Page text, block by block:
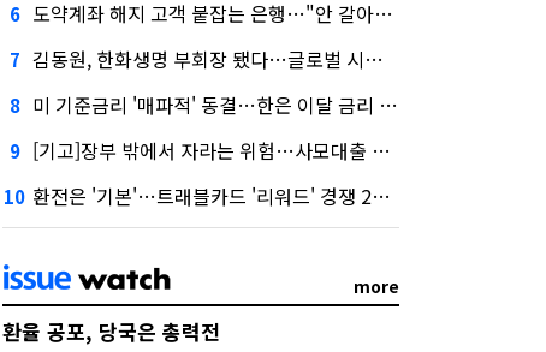
6 도약계좌 해지 고객 붙잡는 은행…"안 갈아타도 우대금리 드려요"
7 김동원, 한화생명 부회장 됐다…글로벌 시너지 기대감
8 미 기준금리 '매파적' 동결…한은 이달 금리 향방은?
9 [기고]장부 밖에서 자라는 위험…사모대출 시장과 AI
10 환전은 '기본'…트래블카드 '리워드' 경쟁 2라운드
more
환율 공포, 당국은 총력전